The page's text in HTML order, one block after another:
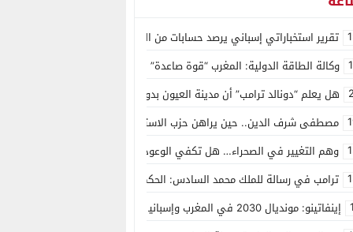
تقرير استخباراتي إسباني يرصد حسابات من الجزائر وأرقاما بـ”213+” ضمن حملة رقمية منظمة حرّضت على اقتحام سبتة
وكالة الطاقة الدولية: المغرب “قوة صاعدة” في سوق المعادن الاستراتيجية
هل يعلم “دونالد ترامب” أن مدينة العيون بدون ماء؟
مصطفى شرف الدين.. حين يراهن حزب الاستقلال على الكفاءة ويمنح الشباب
وهم التغيير في الصحراء… هل تكفي الوعود الفارغة لصناعة الواقع؟
ترامب في رسالة للملك محمد السادس: الحكم الذاتي هو الأساس الوحيد لحل
إينفاتينو: مونديال 2030 في المغرب وإسبانيا والبرتغال سيكون “الأجمل في التاريخ”